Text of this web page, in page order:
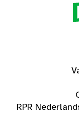
RPR